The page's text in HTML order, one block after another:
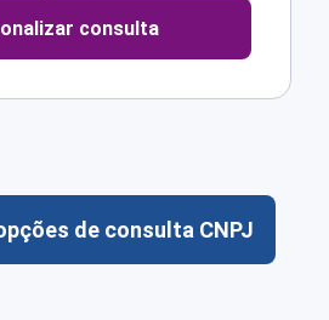
consulta
de consulta CNPJ